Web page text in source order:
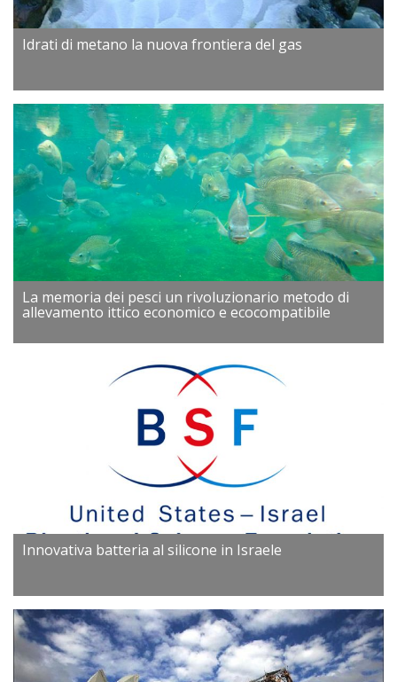
Idrati di metano la nuova frontiera del gas
La memoria dei pesci un rivoluzionario metodo di
allevamento ittico economico e ecocompatibile
Innovativa batteria al silicone in Israele